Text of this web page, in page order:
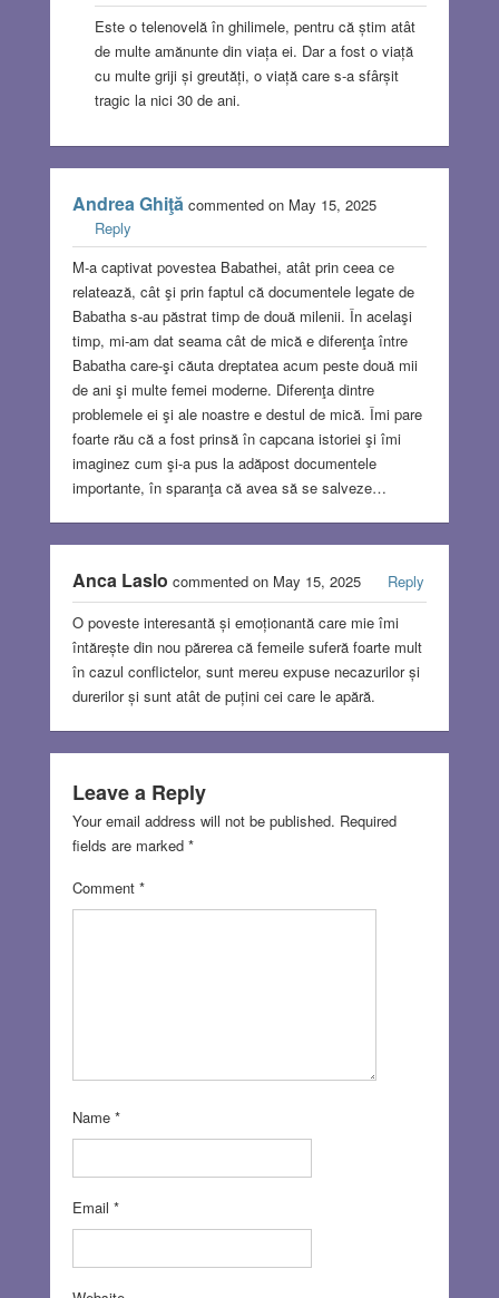
Este o telenovelă în ghilimele, pentru că știm atât
de multe amănunte din viața ei. Dar a fost o viață
cu multe griji și greutăți, o viață care s-a sfârșit
tragic la nici 30 de ani.
Andrea Ghiţăcommented on May 15, 2025
Reply
M-a captivat povestea Babathei, atât prin ceea ce
relatează, cât şi prin faptul că documentele legate de
Babatha s-au păstrat timp de două milenii. În acelaşi
timp, mi-am dat seama cât de mică e diferenţa între
Babatha care-şi căuta dreptatea acum peste două mii
de ani şi multe femei moderne. Diferenţa dintre
problemele ei şi ale noastre e destul de mică. Îmi pare
foarte rău că a fost prinsă în capcana istoriei şi îmi
imaginez cum şi-a pus la adăpost documentele
importante, în sparanţa că avea să se salveze…
Anca Laslo commented on May 15, 2025
Reply
O poveste interesantă și emoționantă care mie îmi
întărește din nou părerea că femeile suferă foarte mult
în cazul conflictelor, sunt mereu expuse necazurilor și
durerilor și sunt atât de puțini cei care le apără.
Leave a Reply
Your email address will not be published. Required
fields are marked *
Comment *
Name *
Email *